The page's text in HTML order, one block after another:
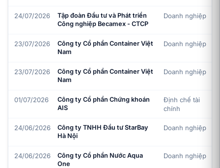
24/07/2026
Tập đoàn Đầu tư và Phát triển
Công nghiệp Becamex - CTCP
Doanh nghiệp
23/07/2026
Công ty Cổ phần Container Việt
Nam
Doanh nghiệp
23/07/2026
Công ty Cổ phần Container Việt
Nam
Doanh nghiệp
01/07/2026
Công ty Cổ phần Chứng khoán
AIS
Định chế tài
chính
24/06/2026
Công ty TNHH Đầu tư StarBay
Hà Nội
Doanh nghiệp
24/06/2026
Công ty Cổ phần Nước Aqua
One
Doanh nghiệp